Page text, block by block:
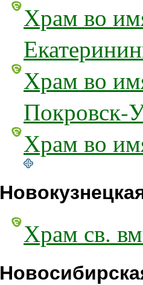
Храм во
Храм во
Покровск-
Храм во
Храм св.